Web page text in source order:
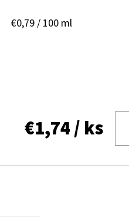
Jednotková
€0,79 / 100 ml
€1,74/ ks